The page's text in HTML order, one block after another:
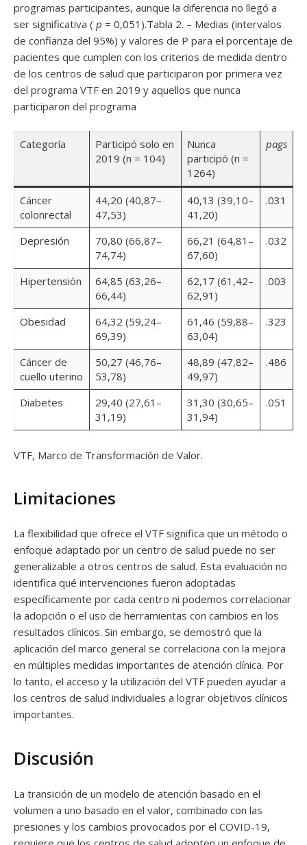
programas participantes, aunque la diferencia no llegó a
ser significativa ( p = 0,051).Tabla 2. – Medias (intervalos
de confianza del 95%) y valores de P para el porcentaje de
pacientes que cumplen con los criterios de medida dentro
de los centros de salud que participaron por primera vez
del programa VTF en 2019 y aquellos que nunca
participaron del programa
Categoría
Participó solo en
2019 (n = 104)
Nunca
participó (n =
1264)
pags
Cáncer
colonrectal
44,20 (40,87–
47,53)
40,13 (39,10–
41,20)
.031
Depresión
70,80 (66,87–
74,74)
66,21 (64,81–
67,60)
.032
Hipertensión
64,85 (63,26–
66,44)
62,17 (61,42–
62,91)
.003
Obesidad
64,32 (59,24–
69,39)
61,46 (59,88–
63,04)
.323
Cáncer de
cuello uterino
50,27 (46,76–
53,78)
48,89 (47,82–
49,97)
.486
Diabetes
29,40 (27,61–
31,19)
31,30 (30,65–
31,94)
.051
VTF, Marco de Transformación de Valor.
Limitaciones
La flexibilidad que ofrece el VTF significa que un método o
enfoque adaptado por un centro de salud puede no ser
generalizable a otros centros de salud. Esta evaluación no
identifica qué intervenciones fueron adoptadas
específicamente por cada centro ni podemos correlacionar
la adopción o el uso de herramientas con cambios en los
resultados clínicos. Sin embargo, se demostró que la
aplicación del marco general se correlaciona con la mejora
en múltiples medidas importantes de atención clínica. Por
lo tanto, el acceso y la utilización del VTF pueden ayudar a
los centros de salud individuales a lograr objetivos clínicos
importantes.
Discusión
La transición de un modelo de atención basado en el
volumen a uno basado en el valor, combinado con las
presiones y los cambios provocados por el COVID-19,